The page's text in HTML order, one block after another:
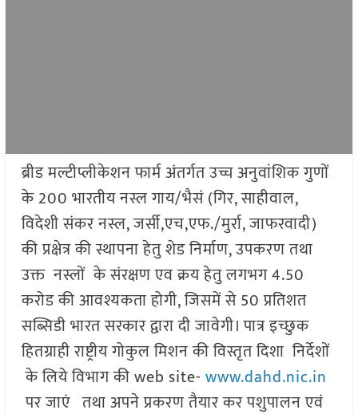
ब्रीड मल्टीप्लीकेशन फार्म अंतर्गत उच्च अनुवांशिक गुणों
के 200 भारतीय नस्ल गाय/भैसं (गिर, साहीवाल,
विदेशी संकर नस्ल, जर्सी,एच,एफ./मुर्रा, जाफरवादी)
की प्रक्षेत्र की स्थापना हेतु शेड निर्माण, उपकरण तथा
उक्त नस्लों के संरक्षण एव क्रय हेतु लगभग 4.50
करोड की आवश्यकता होगी, जिसमें से 50 प्रतिशत
सब्सिडी भारत सरकार द्वारा दी जावेगी। पात्र इच्छुक
हितग्राही राष्ट्रीय गोकुल मिशन की विस्तृत दिशा निर्देशों
के लिये विभाग की web site- www.dahd.nic.in
पर जाएं तथा अपने प्रकरण तैयार कर पशुपालन एवं